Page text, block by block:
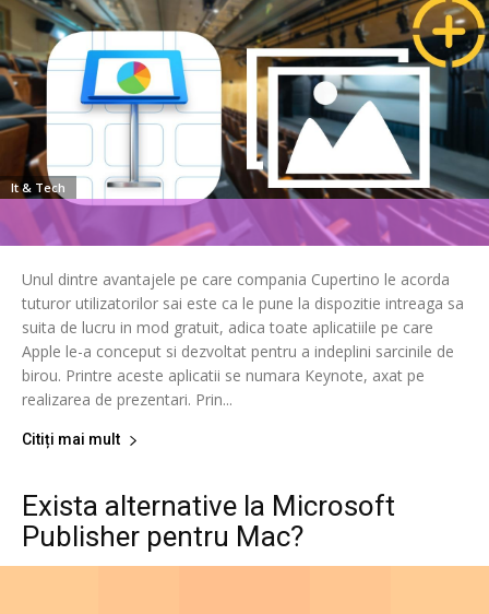
It & Tech
Unul dintre avantajele pe care compania Cupertino le acorda
tuturor utilizatorilor sai este ca le pune la dispozitie intreaga sa
suita de lucru in mod gratuit, adica toate aplicatiile pe care
Apple le-a conceput si dezvoltat pentru a indeplini sarcinile de
birou. Printre aceste aplicatii se numara Keynote, axat pe
realizarea de prezentari. Prin...
Citiți mai mult
Exista alternative la Microsoft
Publisher pentru Mac?